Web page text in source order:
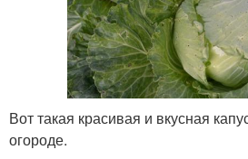
Вот такая красивая и вкусная
огороде.